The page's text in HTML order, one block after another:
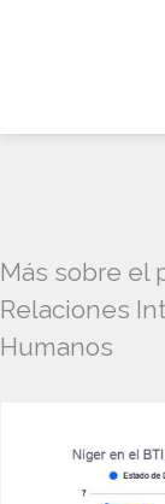
Más sobre el
Relaciones
Humanos